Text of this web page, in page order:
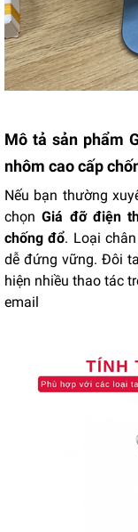
Mô tả sản phẩm
nhôm cao cấp
Nếu bạn thường
chọnGiá đỡ điện
chống đổ. Loại
dễ đứng vững. Đôi
hiện nhiều thao tác
email